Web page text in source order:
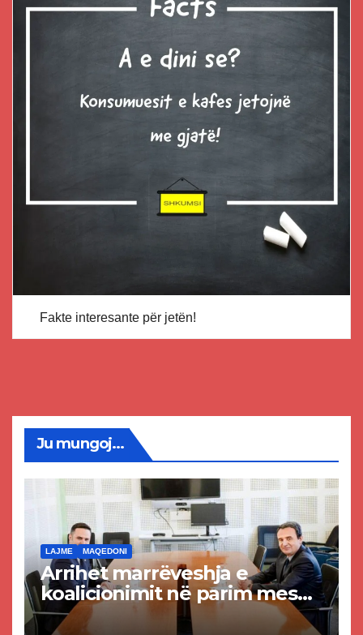
Fakte interesante për jetën!
Ju mungoj...
LAJME MAQEDONI
Arrihet marrëveshja e
koalicionimit në parim mes
Kurtit dhe Abdixhikut